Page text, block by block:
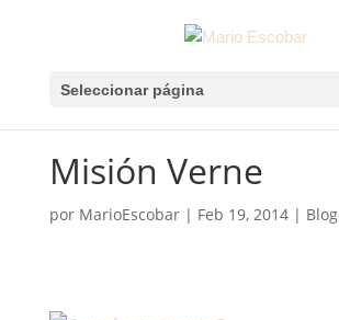
Seleccionar página
Misión Verne
por MarioEscobar| Feb 19, 2014| Blog